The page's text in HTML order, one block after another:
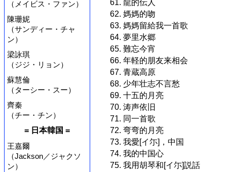
（メイビス・ファン）
陳珊妮
（サンディー・チャ
ン）
梁詠琪
（ジジ・リョン）
蘇慧倫
（ターシー・スー）
齊秦
（チー・チン）
= 日本韓国 =
王嘉爾
（Jackson／ジャクソ
ン）
61. 龍的伝人
62. 媽媽的吻
63. 媽媽留給我一首歌
64. 夢里水郷
65. 難忘今宵
66. 年軽的朋友来相会
67. 青蔵高原
68. 少年壮志不言愁
69. 十五的月亮
70. 涛声依旧
71. 同一首歌
72. 弯弯的月亮
73. 我愛[イ尓]，中国
74. 我的中国心
75. 我用胡琴和[イ尓]説話